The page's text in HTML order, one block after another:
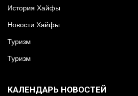
История Хайфы
Новости Хайфы
Туризм
Туризм
КАЛЕНДАРЬ НОВОСТЕЙ